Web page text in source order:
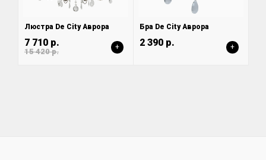
Люстра De City Аврора
7 710 р.
15 420 р. +
Бра De City Аврора
2 390 р. +